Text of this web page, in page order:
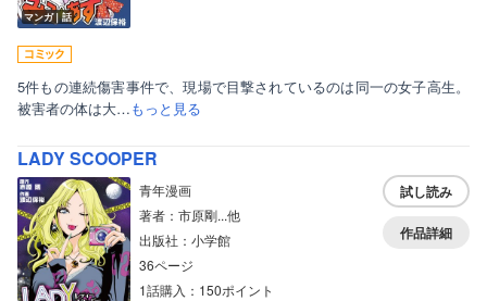
マンガ｜話
5件もの連続傷害事件で、現場で目撃されているのは同一の女子高生。
被害者の体は大…もっと見る
LADY SCOOPER
青年漫画
著者：市原剛...他
出版社：小学館
36ページ
1話購入：150ポイント
試し読み
作品詳細